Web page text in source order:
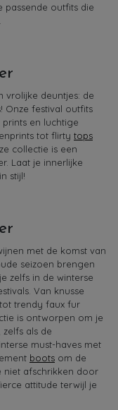
passende outfits die
vrolijke deuntjes: de
Onze festival outfits
en luchtige
tot flirty tops
collectie is een
Laat je innerlijke
stijl!
met de komst van
seizoen brengen
zelfs in de winterse
Van knusse
trendy faux fur
is ontworpen om je
als de
must-haves met
boots om de
niet afschrikken door
attitude terwijl je